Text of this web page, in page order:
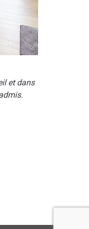
et dans